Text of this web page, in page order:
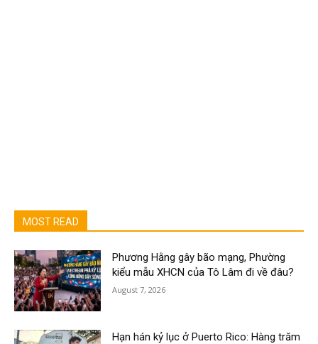
MOST READ
Phương Hằng gây bão mạng, Phường
kiểu mẫu XHCN của Tô Lâm đi về đâu?
August 7, 2026
Hạn hán kỷ lục ở Puerto Rico: Hàng trăm